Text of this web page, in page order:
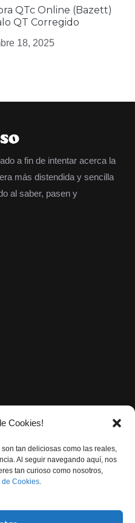
Cookies!
tan deliciosas como las reales,
Al seguir navegando aquí, nos
tan curioso como nosotros,
de Cookies.
QTc Online (Bazett)
QT Corregido
18, 2025
a fin de intentar acerca la
más distendida y sencilla
al saber, pasen y